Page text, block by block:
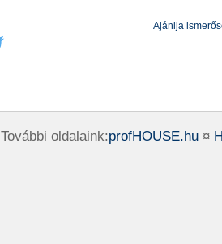
Ajánlja
További oldalaink:profHOUSE.hu¤